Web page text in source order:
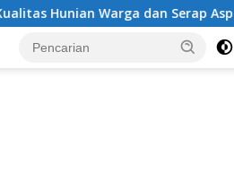
dan Serap Aspirasi Masyarakat